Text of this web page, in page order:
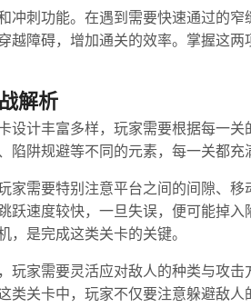
冲刺功能。在遇到需要快速通过的
越障碍，增加通关的效率。掌握这两
解析
设计丰富多样，玩家需要根据每一
陷阱规避等不同的元素，每一关都充
家需要特别注意平台之间的间隙、
跃速度较快，一旦失误，便可能掉
，是完成这类关卡的关键。
玩家需要灵活应对敌人的种类与攻
类关卡中，玩家不仅要注意躲避敌